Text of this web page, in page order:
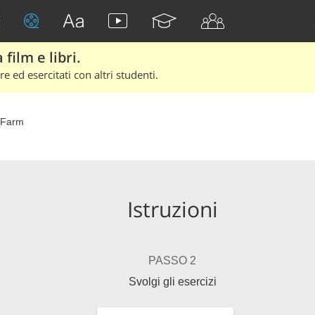
film e libri.
ed esercitati con altri studenti.
Istruzioni
PASSO 2
Svolgi gli esercizi